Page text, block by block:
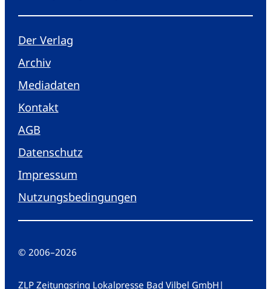
Der Verlag
Archiv
Mediadaten
Kontakt
AGB
Datenschutz
Impressum
Nutzungsbedingungen
© 2006–2026
ZLP Zeitungsring Lokalpresse Bad Vilbel GmbH |